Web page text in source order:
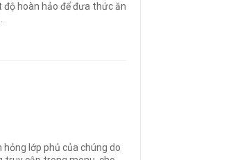
độ hoàn hảo để đưa thức ăn
lớp phủ của chúng do